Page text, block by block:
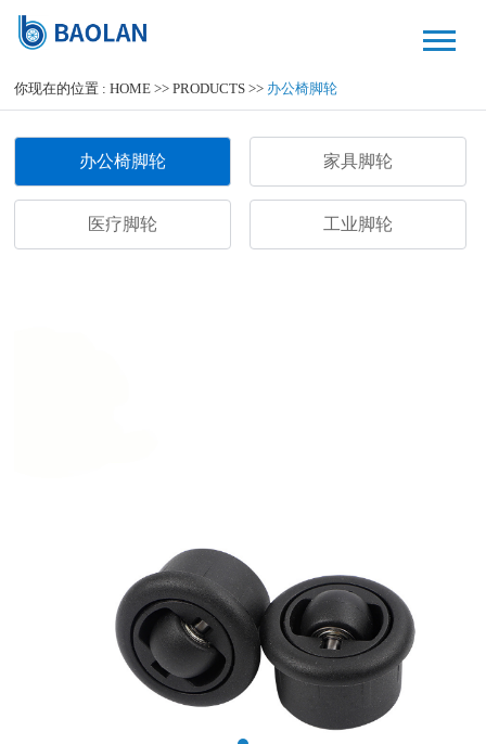
你现在的位置 :HOME >>PRODUCTS >> 办公椅脚轮
办公椅脚轮 家具脚轮
医疗脚轮 工业脚轮